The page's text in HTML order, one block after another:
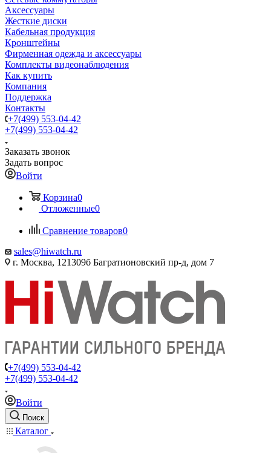
Аксессуары
Жесткие диски
Кабельная продукция
Кронштейны
Фирменная одежда и аксессуары
Комплекты видеонаблюдения
Как купить
Компания
Поддержка
Контакты
+7(499) 553-04-42
+7(499) 553-04-42
Заказать звонок
Задать вопрос
Войти
Корзина0
Отложенные0
Сравнение товаров0
sales@hiwatch.ru
г. Москва, 121309б Багратионовский пр-д, дом 7
+7(499) 553-04-42
+7(499) 553-04-42
Войти
Поиск
Каталог